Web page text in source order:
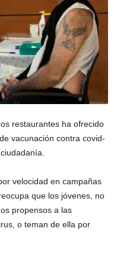
restaurantes ha ofrecido
vacunación contra covid-
velocidad en campañas
que los jóvenes, no
propensos a las
o teman de ella por